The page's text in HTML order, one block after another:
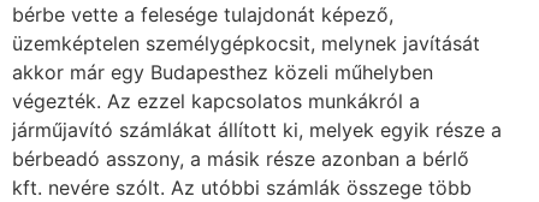
bérbe vette a felesége tulajdonát képező,
üzemképtelen személygépkocsit, melynek javítását
akkor már egy Budapesthez közeli műhelyben
végezték. Az ezzel kapcsolatos munkákról a
járműjavító számlákat állított ki, melyek egyik része a
bérbeadó asszony, a másik része azonban a bérlő
kft. nevére szólt. Az utóbbi számlák összege több